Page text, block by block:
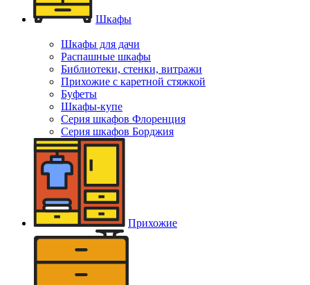
Шкафы
Шкафы для дачи
Распашные шкафы
Библиотеки, стенки, витражи
Прихожие с каретной стяжкой
Буфеты
Шкафы-купе
Серия шкафов Флоренция
Серия шкафов Борджия
Прихожие